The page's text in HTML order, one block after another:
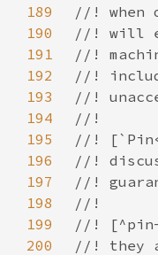
189
190
191
192
193
194
195
196
197
198
199
200